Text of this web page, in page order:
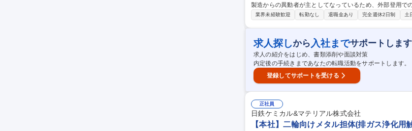
製造からの異動者が主としてなっているため、外部登用
す。 ・管理業務だけでなく、実務的な検査手法のアドバイスや技術・製造部門との是正処置管理などがありま
質管理に関わる取組みを実施して頂きます。 ・ISOの品
募集職種 【八幡西区/品質保証】/センサー機器メーカー/転
業界未経験歓迎 転勤なし 退職金あり 完全週休2日制 土
求人探しから 入社までサポートします
求人の紹介をはじめ、書類添削や面談対策
内定後の手続きまであなたの転職活動をサポートします。
登録してサポートを受ける
正社員
日鉄ケミカル&マテリアル株式会社
【本社】二輪向けメタル担体(排ガス浄化